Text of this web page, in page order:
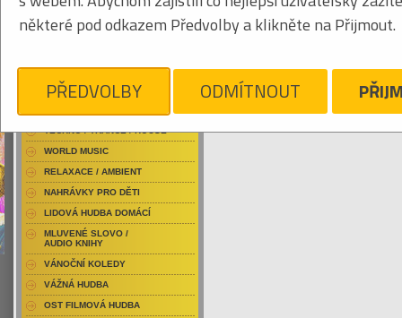
OBEL AGNES
Je nám líto, ale pro daný žánr/kategorii
RAP / HIP HOP DOMÁCÍ
RAP / HIP HOP ZAHRANIČNÍ
DVD / HUDBA
PUNK / HARDCORE
TECHNO / TRANCE / HOUSE
WORLD MUSIC
RELAXACE / AMBIENT
NAHRÁVKY PRO DĚTI
LIDOVÁ HUDBA DOMÁCÍ
MLUVENÉ SLOVO /
AUDIO KNIHY
VÁNOČNÍ KOLEDY
VÁŽNÁ HUDBA
OST FILMOVÁ HUDBA
některé pod odkazem Předvolby a klikněte na Přijmout.
PŘEDVOLBY ODMÍTNOUT